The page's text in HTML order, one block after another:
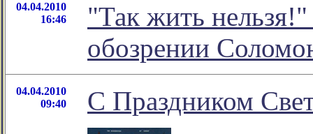
04.04.2010
16:46
"Так жить
обозрении
04.04.2010
09:40
С Праздником